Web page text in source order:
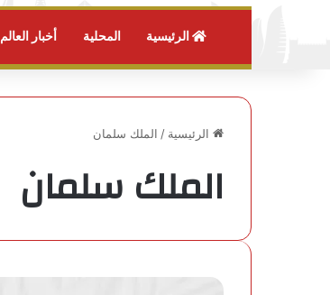
الرئيسية المحلية أخبار العالم
الرئيسية / الملك سلمان
الملك سلمان